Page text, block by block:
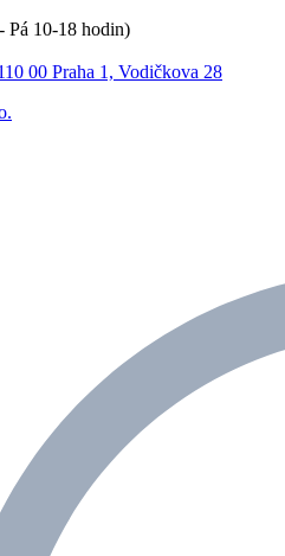
Pá 10-18 hodin)
00 Praha 1, Vodičkova 28